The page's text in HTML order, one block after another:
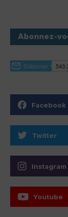
Abonnez-
Facebook
Twitter
Instagram
Youtube